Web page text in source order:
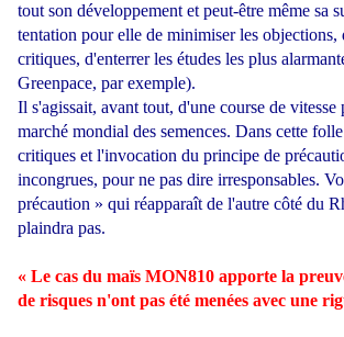
tout son développement et peut-être même sa
tentation pour elle de minimiser les objections,
critiques, d'enterrer les études les plus
Greenpace, par exemple).
Il s'agissait, avant tout, d'une course de
marché mondial des semences. Dans cette
critiques et l'invocation du principe de
incongrues, pour ne pas dire irresponsables.
précaution » qui réapparaît de l'autre côté du
plaindra pas.
« Le cas du maïs MON810 apporte la
de risques n'ont pas été menées avec une